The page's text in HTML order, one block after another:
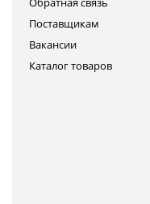
Поставщикам
Вакансии
Каталог товаров